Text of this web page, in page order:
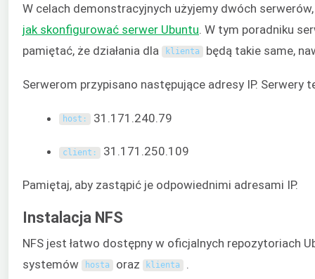
W celach demonstracyjnych użyjemy dwóch
jak skonfigurować serwer Ubuntu . W tym poradniku
pamiętać, że działania dla
klienta będą takie same,
Serwerom przypisano następujące adresy IP. Serwery
host : 31.171.240.79
client : 31.171.250.109
Pamiętaj, aby zastąpić je odpowiednimi adresami IP.
Instalacja NFS
NFS jest łatwo dostępny w oficjalnych repozytoriach
systemów
hosta oraz klienta